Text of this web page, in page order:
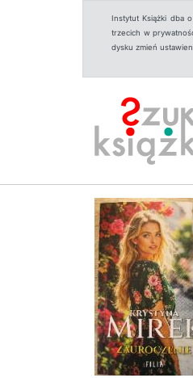
Instytut Książki dba
trzecich w
dysku zmień